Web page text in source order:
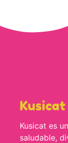
Kusicat
Kusicat es
saludable,